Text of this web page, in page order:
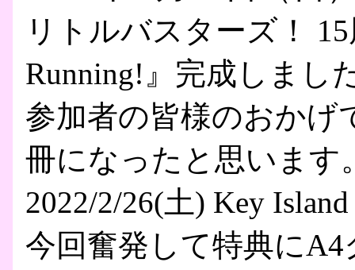
リトルバスターズ！
Running!』完成しまし
参加者の皆様のおかげ
冊になったと思います
2022/2/26(土) Key
今回奮発して特典に